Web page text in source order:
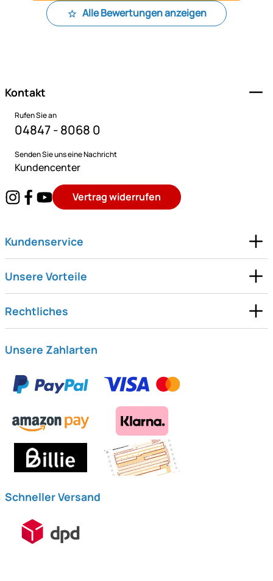
Alle Bewertungen anzeigen
Kontakt
Rufen Sie an
04847 - 8068 0
Senden Sie uns eine Nachricht
Kundencenter
Vertrag widerrufen
Kundenservice
Unsere Vorteile
Rechtliches
Unsere Zahlarten
Schneller Versand